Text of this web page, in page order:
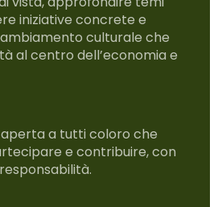
iniziative concrete e
culturale che
al centro dell’economia e
aperta a tutti coloro che
e contribuire, con